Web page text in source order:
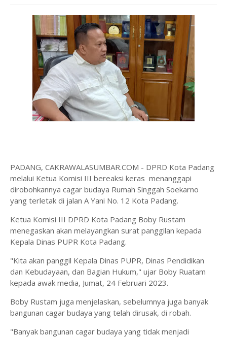
PADANG, CAKRAWALASUMBAR.COM - DPRD Kota Padang
melalui Ketua Komisi III bereaksi keras menanggapi
dirobohkannya cagar budaya Rumah Singgah Soekarno
yang terletak di jalan A Yani No. 12 Kota Padang.
Ketua Komisi III DPRD Kota Padang Boby Rustam
menegaskan akan melayangkan surat panggilan kepada
Kepala Dinas PUPR Kota Padang.
"Kita akan panggil Kepala Dinas PUPR, Dinas Pendidikan
dan Kebudayaan, dan Bagian Hukum," ujar Boby Ruatam
kepada awak media, Jumat, 24 Februari 2023.
Boby Rustam juga menjelaskan, sebelumnya juga banyak
bangunan cagar budaya yang telah dirusak, di robah.
"Banyak bangunan cagar budaya yang tidak menjadi